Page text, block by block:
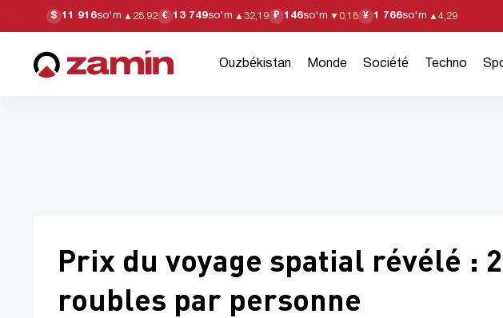
$ 11 916so'm ▲ 28,92 € 13 749so'm ▲ 32,19 ₽ 146so'm ▼ 0,18 ¥ 1 766so'm ▲ 4,29
Ouzbékistan Monde Société Techno
Prix du voyage spatial révélé :
roubles par personne